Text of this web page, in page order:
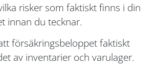
risker som faktiskt finns i din
innan du tecknar.
försäkringsbeloppet faktiskt
av inventarier och varulager.